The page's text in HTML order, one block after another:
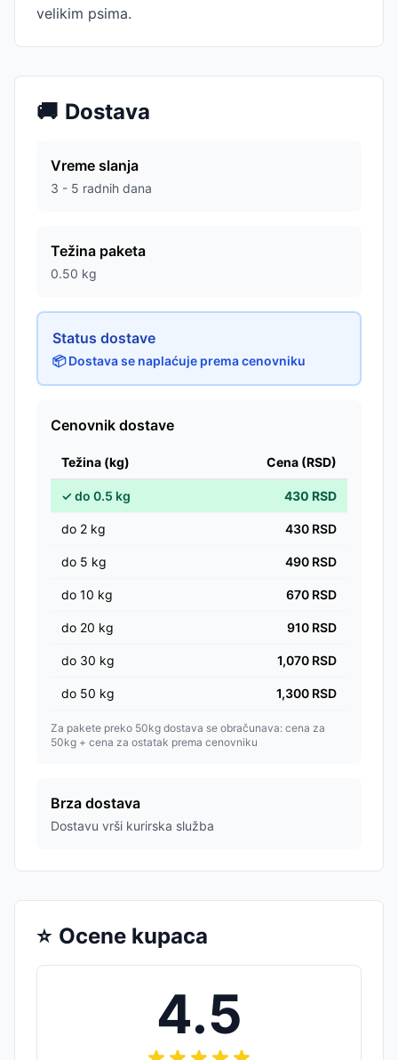
velikim psima.
🚚 Dostava
Vreme slanja
3 - 5 radnih dana
Težina paketa
0.50 kg
Status dostave
📦 Dostava se naplaćuje prema cenovniku
Cenovnik dostave
Težina (kg) Cena (RSD)
✓do 0.5 kg 430 RSD
do 2 kg 430 RSD
do 5 kg 490 RSD
do 10 kg 670 RSD
do 20 kg 910 RSD
do 30 kg 1,070 RSD
do 50 kg 1,300 RSD
Za pakete preko 50kg dostava se obračunava: cena za
50kg + cena za ostatak prema cenovniku
Brza dostava
Dostavu vrši kurirska služba
⭐ Ocene kupaca
4.5